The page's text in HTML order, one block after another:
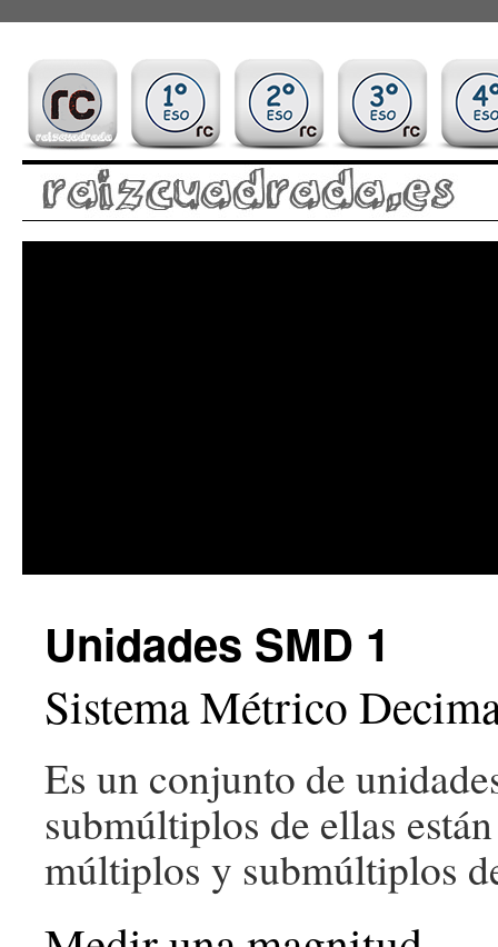
Unidades SMD 1
Sistema Métrico
Es un conjunto de
submúltiplos de ellas
múltiplos y submúltiplos